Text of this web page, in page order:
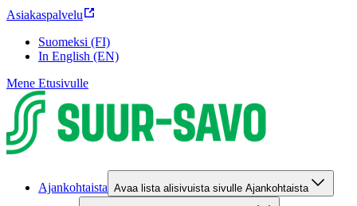
Asiakaspalvelu
Suomeksi (FI)
In English (EN)
Mene Etusivulle
Ajankohtaista Avaa lista alisivuista sivulle Ajankohtaista